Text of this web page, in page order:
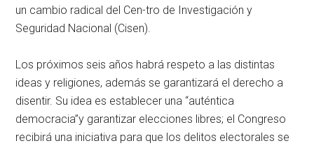
un cambio radical del Cen-tro de Investigación y
Seguridad Nacional (Cisen).
Los próximos seis años habrá respeto a las distintas
ideas y religiones, además se garantizará el derecho a
disentir. Su idea es establecer una auténtica
democracia y garantizar elecciones libres; el Congreso
recibirá una iniciativa para que los delitos electorales se